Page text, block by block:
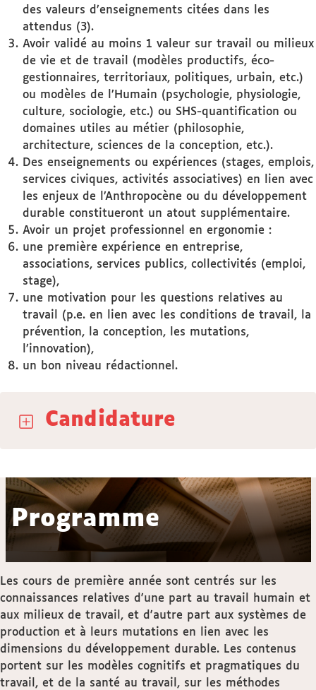
des valeurs d’enseignements citées dans les
attendus (3).
Avoir validé au moins 1 valeur sur travail ou milieux
de vie et de travail (modèles productifs, éco-
gestionnaires, territoriaux, politiques, urbain, etc.)
ou modèles de l’Humain (psychologie, physiologie,
culture, sociologie, etc.) ou SHS-quantification ou
domaines utiles au métier (philosophie,
architecture, sciences de la conception, etc.).
Des enseignements ou expériences (stages, emplois,
services civiques, activités associatives) en lien avec
les enjeux de l’Anthropocène ou du développement
durable constitueront un atout supplémentaire.
Avoir un projet professionnel en ergonomie :
une première expérience en entreprise,
associations, services publics, collectivités (emploi,
stage),
une motivation pour les questions relatives au
travail (p.e. en lien avec les conditions de travail, la
prévention, la conception, les mutations,
l’innovation),
un bon niveau rédactionnel.
Candidature
Programme
Les cours de première année sont centrés sur les
connaissances relatives d'une part au travail humain et
aux milieux de travail, et d'autre part aux systèmes de
production et à leurs mutations en lien avec les
dimensions du développement durable. Les contenus
portent sur les modèles cognitifs et pragmatiques du
travail, et de la santé au travail, sur les méthodes